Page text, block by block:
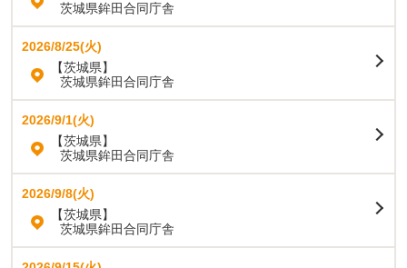
茨城県鉾田合同庁舎
2026/8/25(火)
【茨城県】
茨城県鉾田合同庁舎
2026/9/1(火)
【茨城県】
茨城県鉾田合同庁舎
2026/9/8(火)
【茨城県】
茨城県鉾田合同庁舎